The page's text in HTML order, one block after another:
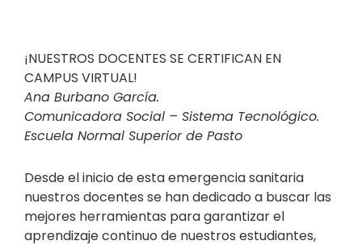
¡NUESTROS DOCENTES SE CERTIFICAN EN
CAMPUS VIRTUAL!
Ana Burbano García.
Comunicadora Social – Sistema Tecnológico.
Escuela Normal Superior de Pasto
Desde el inicio de esta emergencia sanitaria
nuestros docentes se han dedicado a buscar las
mejores herramientas para garantizar el
aprendizaje continuo de nuestros estudiantes,